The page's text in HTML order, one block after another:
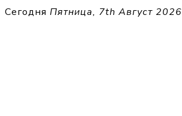
Перейти
Сегодня Пятница, 7th Август 2026